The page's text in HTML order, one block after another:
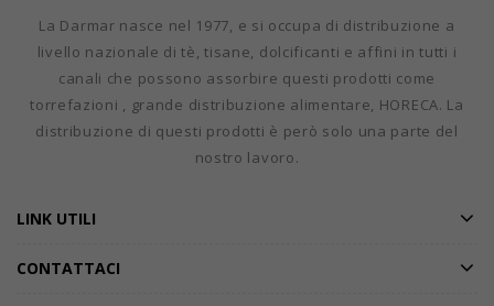
La Darmar nasce nel 1977, e si occupa di distribuzione a
livello nazionale di tè, tisane, dolcificanti e affini in tutti i
canali che possono assorbire questi prodotti come
torrefazioni , grande distribuzione alimentare, HORECA. La
distribuzione di questi prodotti è però solo una parte del
nostro lavoro.
LINK UTILI
CONTATTACI